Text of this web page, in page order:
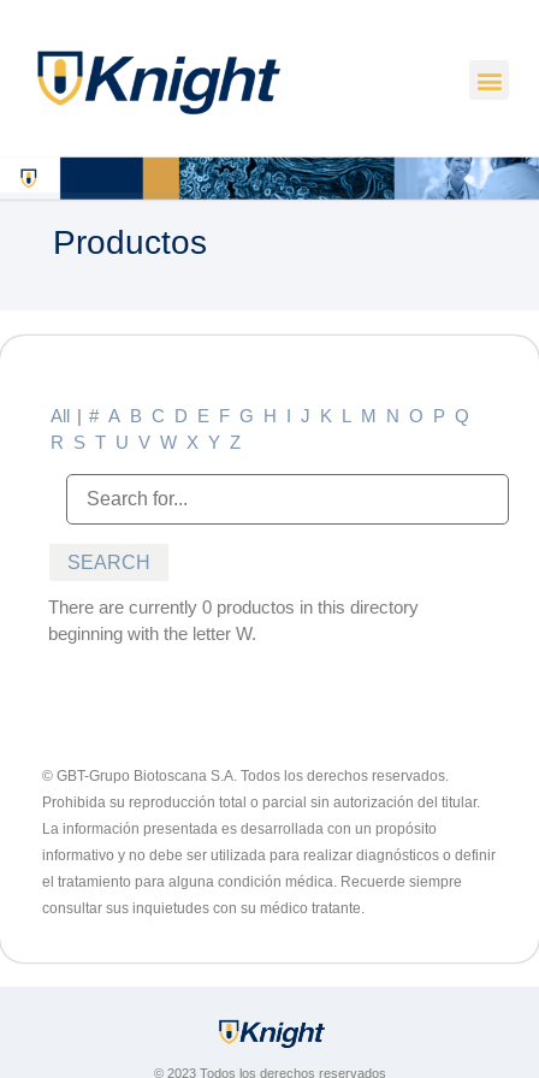
Productos
All | # A B C D E F G H I J K L M N O P Q
R S T U V W X Y Z
There are currently 0 productos in this directory
beginning with the letter W.
© GBT-Grupo Biotoscana S.A. Todos los derechos reservados.
Prohibida su reproducción total o parcial sin autorización del titular.
La información presentada es desarrollada con un propósito
informativo y no debe ser utilizada para realizar diagnósticos o definir
el tratamiento para alguna condición médica. Recuerde siempre
consultar sus inquietudes con su médico tratante.
© 2023 Todos los derechos reservados